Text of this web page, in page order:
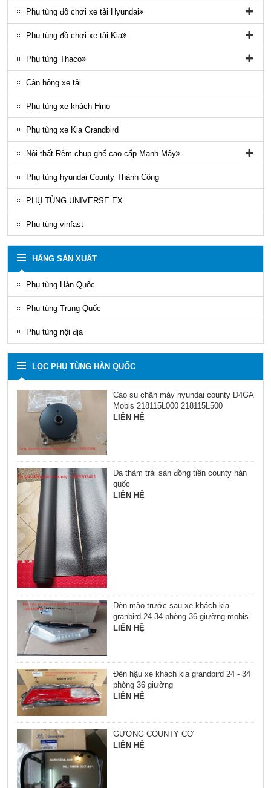
Phụ tùng đồ chơi xe tải Hyundai
Phụ tùng đồ chơi xe tải Hyundai HD65, HD72
Phụ tùng Trago
Phụ tung hyundai mighty ex8
Phụ tùng đồ chơi xe tải Kia
Phụ tùng đồ chơi kia Bongo
Phụ tùng Kia K3000
Phụ tùng Thaco
Phụ tùng vỏ xe khách Thaco
Phụ tùng gầm máy xe khách Thaco
Cản hông xe tải
Phụ tùng xe khách Hino
Phụ tùng xe Kia Grandbird
Nội thất Rèm chup ghế cao cấp Mạnh Mây
Rèm áo ghế xe County Mạnh Mây
Phụ tùng hyundai County Thành Công
PHỤ TÙNG UNIVERSE EX
Phụ tùng vinfast
HÃNG SẢN XUẤT
Phụ tùng Hàn Quốc
Phụ tùng Trung Quốc
Phụ tùng nội địa
LỌC PHỤ TÙNG HÀN QUỐC
Cao su chân máy hyundai county D4GA
Mobis 218115L000 218115L500
LIÊN HỆ
Da thảm trải sàn đồng tiền county hàn
quốc
LIÊN HỆ
Đèn mào trước sau xe khách kia
granbird 24 34 phòng 36 giường mobis
LIÊN HỆ
Đèn hậu xe khách kia grandbird 24 - 34
phòng 36 giường
LIÊN HỆ
GƯƠNG COUNTY CƠ
LIÊN HỆ